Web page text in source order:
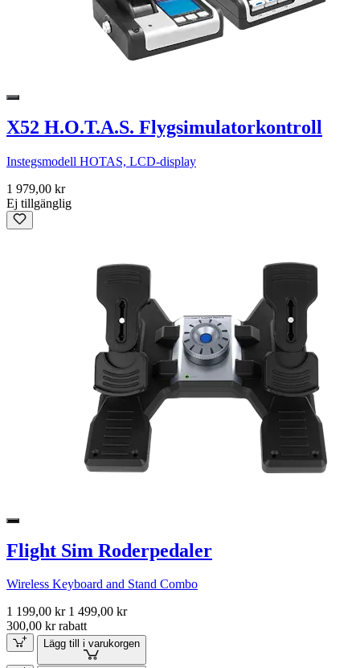
X52 H.O.T.A.S. Flygsimulatorkontroll
Instegsmodell HOTAS, LCD-display
1 979,00 kr
Ej tillgänglig
Flight Sim Roderpedaler
Wireless Keyboard and Stand Combo
1 199,00 kr 1 499,00 kr
300,00 kr rabatt
Lägg till i varukorgen